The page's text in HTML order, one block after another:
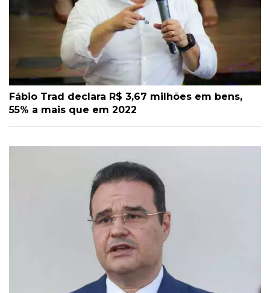
Fábio Trad declara R$ 3,67 milhões em bens,
55% a mais que em 2022